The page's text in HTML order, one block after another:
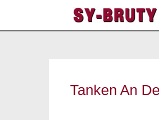
springen
Tanken An